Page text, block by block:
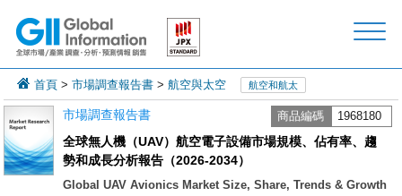
首頁 >市場調查報告書 >航空與太空 航空和航太
市場調查報告書 商品編碼 1968180
全球無人機（UAV）航空電子設備市場規模、佔有率、趨
勢和成長分析報告（2026-2034）
Global UAV Avionics Market Size, Share, Trends & Growth